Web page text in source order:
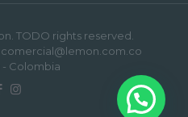
TODO rights reserved.
- comercial@lemon.com.co
Colombia